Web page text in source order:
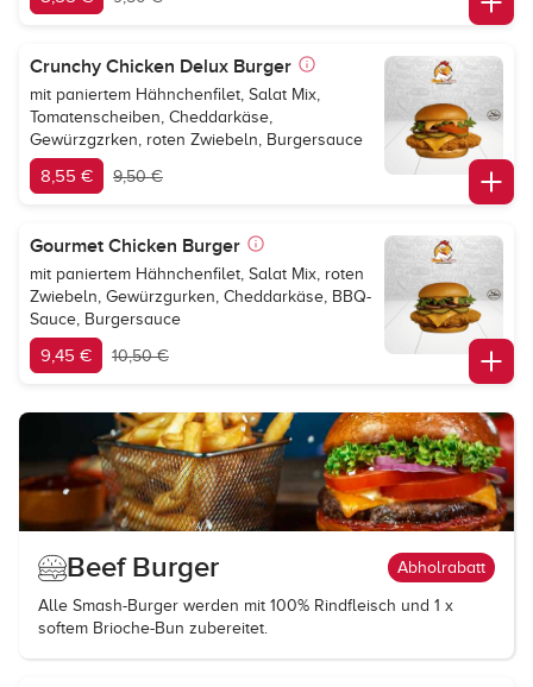
Crunchy Chicken Delux Burger
mit paniertem Hähnchenfilet, Salat Mix,
Tomatenscheiben, Cheddarkäse,
Gewürzgzrken, roten Zwiebeln, Burgersauce
8,55 € 9,50 €
Gourmet Chicken Burger
mit paniertem Hähnchenfilet, Salat Mix, roten
Zwiebeln, Gewürzgurken, Cheddarkäse, BBQ-
Sauce, Burgersauce
9,45 € 10,50 €
Beef Burger Abholrabatt
Alle Smash-Burger werden mit 100% Rindfleisch und 1 x
softem Brioche-Bun zubereitet.